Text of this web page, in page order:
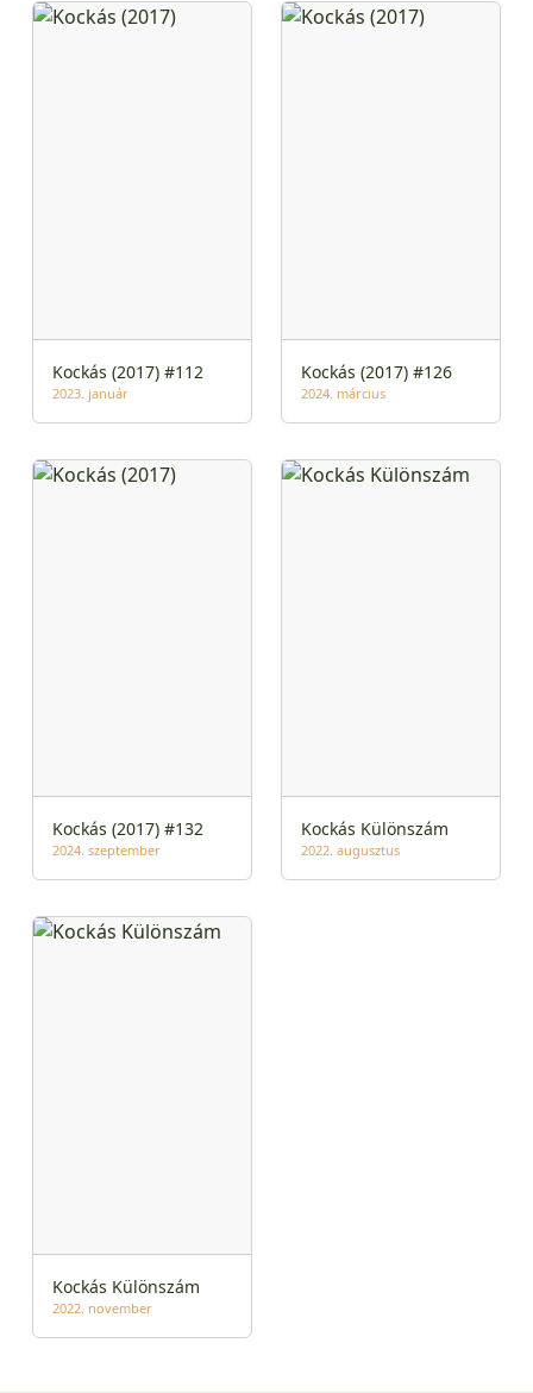
Kockás (2017) #112
2023. január
Kockás (2017) #126
2024. március
Kockás (2017) #132
2024. szeptember
Kockás Különszám
2022. augusztus
Kockás Különszám
2022. november